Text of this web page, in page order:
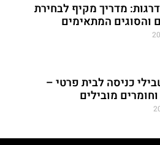
מדריך מקיף לבחירת
והסוגים המתאימים
כניסה לבית פרטי –
וחומרים מובילים